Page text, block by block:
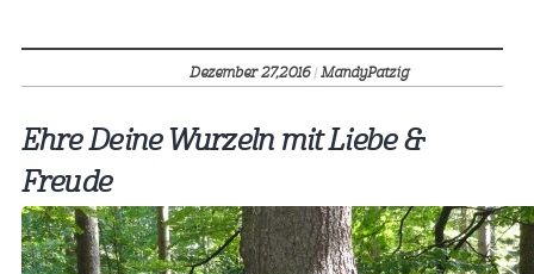
Dezember 27,2016|MandyPatzig
Ehre Deine Wurzeln mit Liebe &
Freude